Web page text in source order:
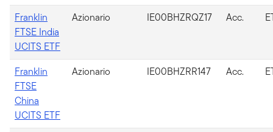
Franklin
FTSE India
UCITS ETF
Azionario IE00BHZRQZ17 Acc.
Franklin
FTSE
China
UCITS ETF
Azionario IE00BHZRR147 Acc.